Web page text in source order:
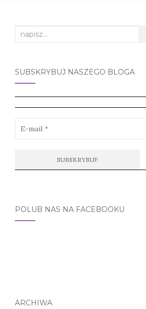
Search
SUBSKRYBUJ NASZEGO BLOGA
POLUB NAS NA FACEBOOKU
ARCHIWA